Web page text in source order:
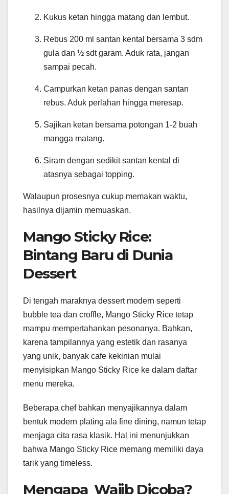
Kukus ketan hingga matang dan lembut.
Rebus 200 ml santan kental bersama 3 sdm
gula dan ½ sdt garam. Aduk rata, jangan
sampai pecah.
Campurkan ketan panas dengan santan
rebus. Aduk perlahan hingga meresap.
Sajikan ketan bersama potongan 1-2 buah
mangga matang.
Siram dengan sedikit santan kental di
atasnya sebagai topping.
Walaupun prosesnya cukup memakan waktu,
hasilnya dijamin memuaskan.
Mango Sticky Rice:
Bintang Baru di Dunia
Dessert
Di tengah maraknya dessert modern seperti
bubble tea dan croffle, Mango Sticky Rice tetap
mampu mempertahankan pesonanya. Bahkan,
karena tampilannya yang estetik dan rasanya
yang unik, banyak cafe kekinian mulai
menyisipkan Mango Sticky Rice ke dalam daftar
menu mereka.
Beberapa chef bahkan menyajikannya dalam
bentuk modern plating ala fine dining, namun tetap
menjaga cita rasa klasik. Hal ini menunjukkan
bahwa Mango Sticky Rice memang memiliki daya
tarik yang timeless.
Mengapa Wajib Dicoba?